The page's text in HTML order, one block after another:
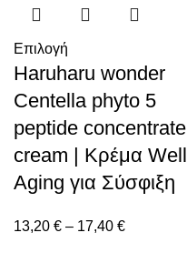
Επιλογή
Haruharu wonder
Centella phyto 5
peptide concentrate
cream | Κρέμα Well
Aging για Σύσφιξη
13,20 € – 17,40 €